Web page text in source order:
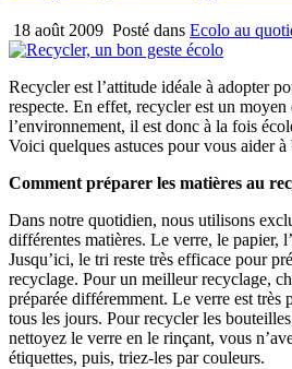
18 août 2009 Posté dans Ecolo au
Recycler est l’attitude idéale à adopter
respecte. En effet, recycler est un moyen
l’environnement, il est donc à la fois
Voici quelques astuces pour vous aider
Comment préparer les matières au
Dans notre quotidien, nous utilisons
différentes matières. Le verre, le papier,
Jusqu’ici, le tri reste très efficace pour
recyclage. Pour un meilleur recyclage,
préparée différemment. Le verre est très
tous les jours. Pour recycler les
nettoyez le verre en le rinçant, vous
étiquettes, puis, triez-les par couleurs.